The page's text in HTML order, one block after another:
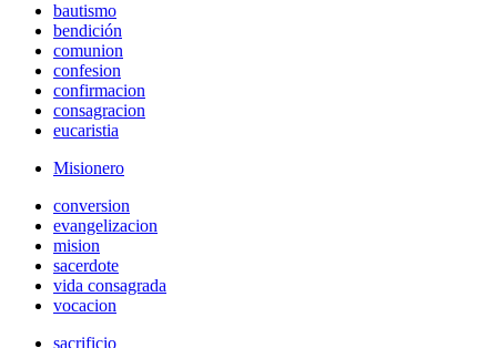
bautismo
bendición
comunion
confesion
confirmacion
consagracion
eucaristia
Misionero
conversion
evangelizacion
mision
sacerdote
vida consagrada
vocacion
sacrificio